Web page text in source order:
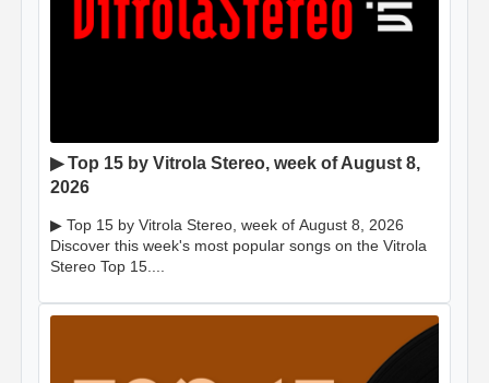
▶ Top 15 by Vitrola Stereo, week of August 8,
2026
▶ Top 15 by Vitrola Stereo, week of August 8, 2026
Discover this week's most popular songs on the Vitrola
Stereo Top 15....